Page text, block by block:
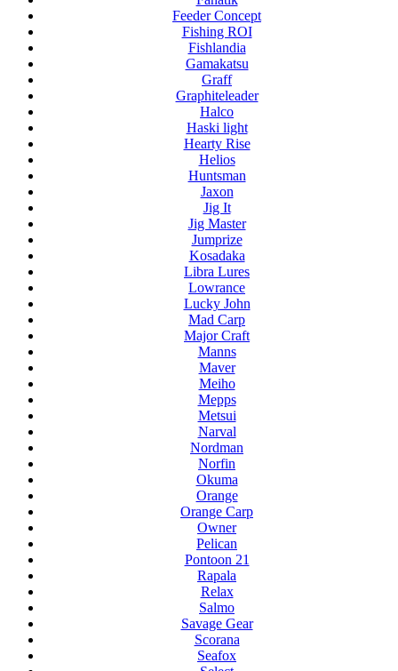
Feeder Concept
Fishing ROI
Fishlandia
Gamakatsu
Graff
Graphiteleader
Halco
Haski light
Hearty Rise
Helios
Huntsman
Jaxon
Jig It
Jig Master
Jumprize
Kosadaka
Libra Lures
Lowrance
Lucky John
Mad Carp
Major Craft
Manns
Maver
Meiho
Mepps
Metsui
Narval
Nordman
Norfin
Okuma
Orange
Orange Carp
Owner
Pelican
Pontoon 21
Rapala
Relax
Salmo
Savage Gear
Scorana
Seafox